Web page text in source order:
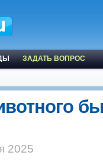
ЗАДАТЬ ВОПРОС
2025